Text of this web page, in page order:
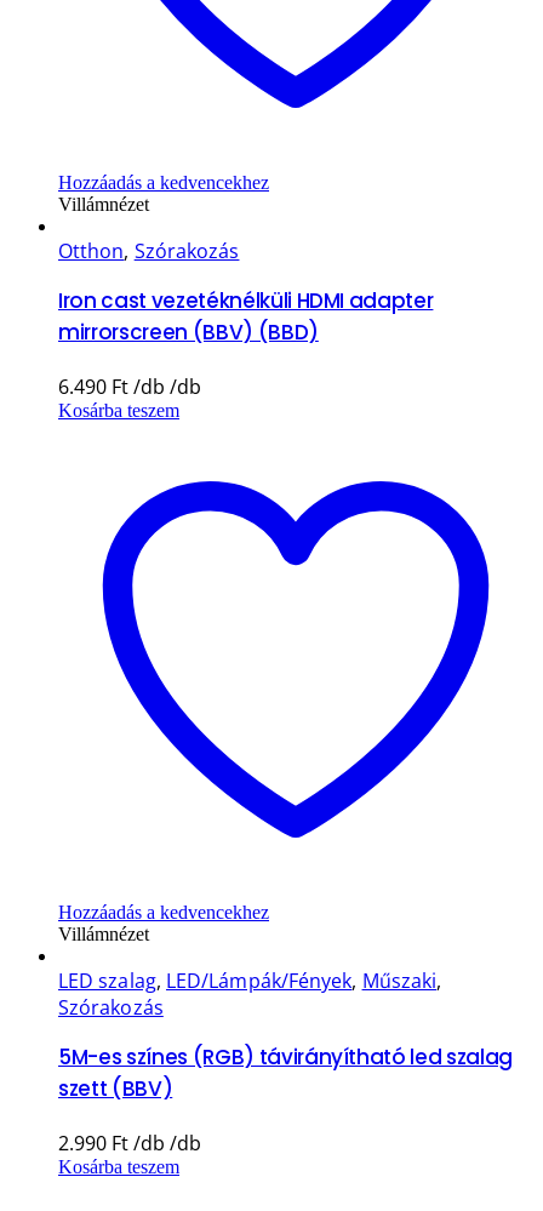
Hozzáadás a kedvencekhez
Villámnézet
Otthon, Szórakozás
Iron cast vezetéknélküli HDMI adapter
mirrorscreen (BBV) (BBD)
6.490 Ft
Kosárba teszem
Hozzáadás a kedvencekhez
Villámnézet
LED szalag, LED/Lámpák/Fények, Műszaki,
Szórakozás
5M-es színes (RGB) távirányítható led szalag
szett (BBV)
2.990 Ft
Kosárba teszem